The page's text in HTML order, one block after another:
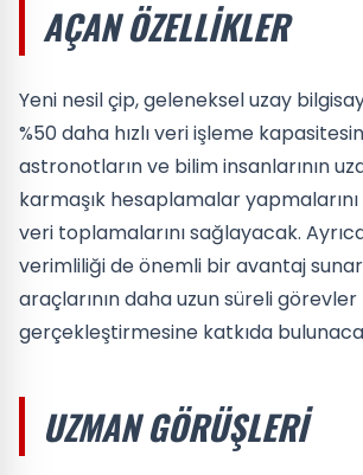
AÇAN ÖZELLIKLER
Yeni nesil çip, geleneksel uzay
%50 daha hızlı veri işleme
astronotların ve bilim insanlarının
karmaşık hesaplamalar
veri toplamalarını sağlayacak.
verimliliği de önemli bir avantaj
araçlarının daha uzun süreli görevler
gerçekleştirmesine katkıda
UZMAN GÖRÜŞLERI